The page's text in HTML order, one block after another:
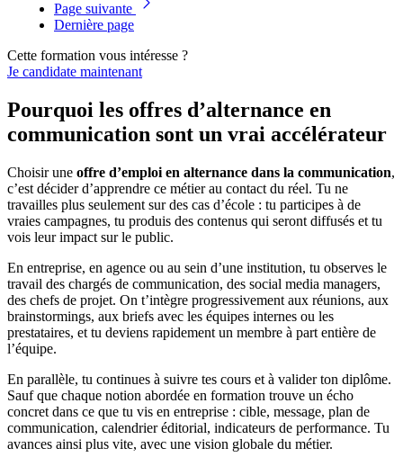
Page suivante
Dernière page
Cette formation vous intéresse ?
Je candidate maintenant
Pourquoi les offres d’alternance en
communication sont un vrai accélérateur
Choisir une offre d’emploi en alternance dans la communication,
c’est décider d’apprendre ce métier au contact du réel. Tu ne
travailles plus seulement sur des cas d’école : tu participes à de
vraies campagnes, tu produis des contenus qui seront diffusés et tu
vois leur impact sur le public.
En entreprise, en agence ou au sein d’une institution, tu observes le
travail des chargés de communication, des social media managers,
des chefs de projet. On t’intègre progressivement aux réunions, aux
brainstormings, aux briefs avec les équipes internes ou les
prestataires, et tu deviens rapidement un membre à part entière de
l’équipe.
En parallèle, tu continues à suivre tes cours et à valider ton diplôme.
Sauf que chaque notion abordée en formation trouve un écho
concret dans ce que tu vis en entreprise : cible, message, plan de
communication, calendrier éditorial, indicateurs de performance. Tu
avances ainsi plus vite, avec une vision globale du métier.